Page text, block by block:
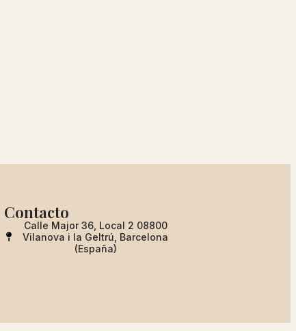
Contacto
Calle Major 36, Local 2 08800
Vilanova i la Geltrú, Barcelona
(España)